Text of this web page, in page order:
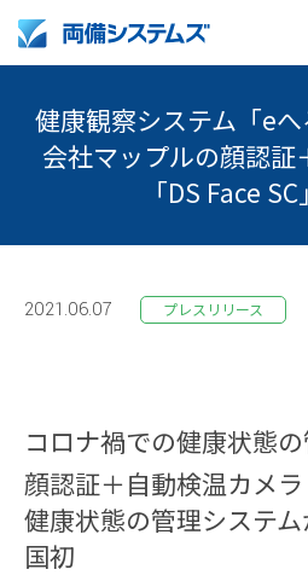
導入事例
パーパス体系
会社概要
キャリア採用
スタッフ採用
Medical AI product information
健康観察システム「e
会社マップルの顔認証
「DS Face
2021.06.07 プレスリリース
コロナ禍での健康状態
顔認証＋自動検温カメラ
健康状態の管理システ
国初